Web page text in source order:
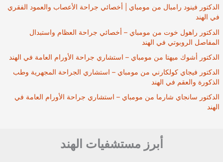
الدكتور فينود رامبال من مومباي | أخصائي جراحة الأعصاب والعمود الفقري
في الهند
الدكتور راهول خوت من مومباي – أخصائي جراحة العظام واستبدال
المفاصل الروبوتي في الهند
الدكتور أشوك ميهتا من مومباي – استشاري جراحة الأورام العامة في الهند
الدكتور فيجاي كولكارني من مومباي – استشاري الجراحة المجهرية وطب
الذكورة والعقم في الهند
الدكتور سانجاي شارما من مومباي – استشاري جراحة الأورام العامة في
الهند
أبرز مستشفيات الهند